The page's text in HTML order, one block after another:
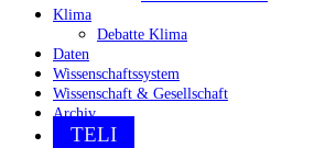
Klima
Debatte Klima
Daten
Wissenschaftssystem
Wissenschaft & Gesellschaft
Archiv
TELI